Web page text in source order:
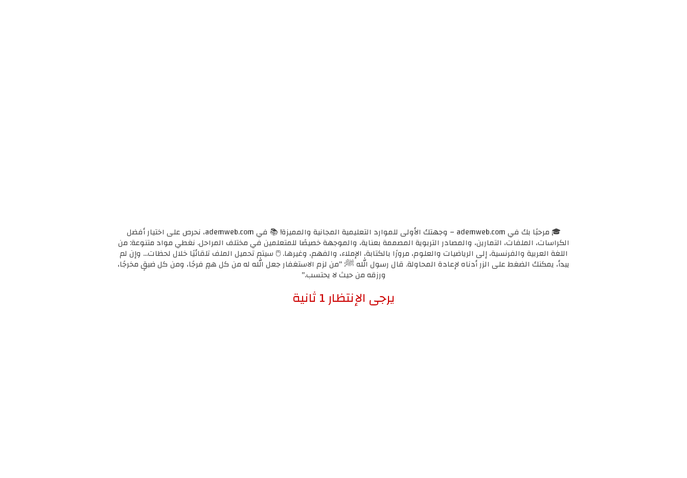
🎓 مرحبًا بك في ademweb.com – وجهتك الأولى للموارد التعليمية المجانية والمميزة! 📚 في ademweb.com، نحرص على اختيار أفضل
الكراسات، الملفات، التمارين، والمصادر التربوية المصممة بعناية، والموجهة خصيصًا للمتعلمين في مختلف المراحل. نغطي مواد متنوعة: من
اللغة العربية والفرنسية، إلى الرياضيات والعلوم، مرورًا بالكتابة، الإملاء، والفهم، وغيرها. 🖱️ سيتم تحميل الملف تلقائيًا خلال لحظات... وإن لم
يبدأ، يمكنك الضغط على الزر أدناه لإعادة المحاولة. قال رسول الله ﷺ: "من لزم الاستغفار جعل الله له من كل همٍ فرجًا، ومن كل ضيقٍ مخرجًا،
ورزقه من حيث لا يحتسب."